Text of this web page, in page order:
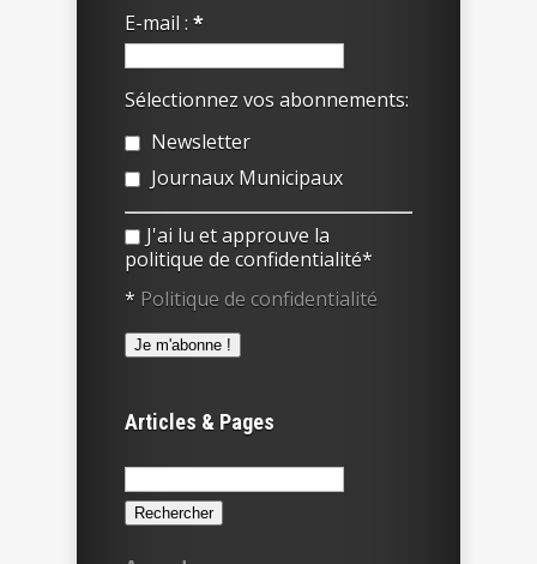
E-mail : *
Sélectionnez vos abonnements:
Newsletter
Journaux Municipaux
J'ai lu et approuve la
politique de confidentialité*
* Politique de confidentialité
Articles & Pages
Rechercher :